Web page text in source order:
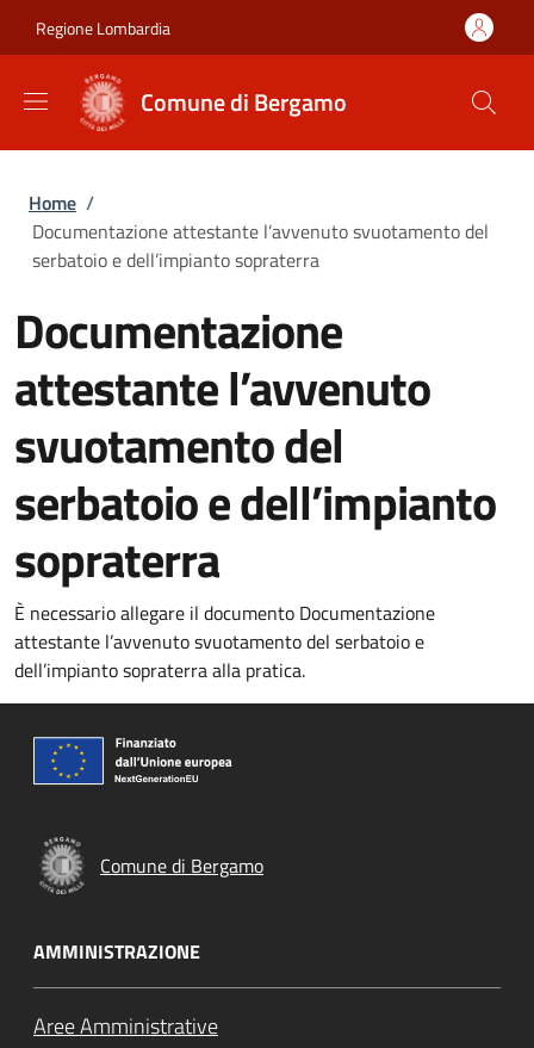
Regione Lombardia
Comune di Bergamo
Briciole di pane
Home /
Documentazione attestante l’avvenuto svuotamento del
serbatoio e dell’impianto sopraterra
Documentazione
attestante l’avvenuto
svuotamento del
serbatoio e dell’impianto
sopraterra
È necessario allegare il documento Documentazione
attestante l’avvenuto svuotamento del serbatoio e
dell’impianto sopraterra alla pratica.
Comune di Bergamo
AMMINISTRAZIONE
Aree Amministrative